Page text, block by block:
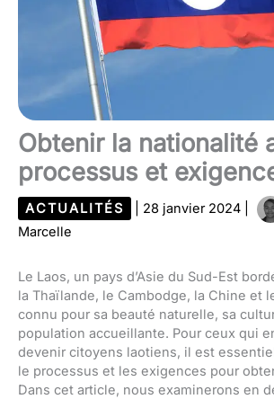
Obtenir la nationalité
processus et
ACTUALITÉS 28 janvier 2024
Marcelle
Le Laos, un pays d’Asie du Sud-Est
la Thaïlande, le Cambodge, la Chine et
connu pour sa beauté naturelle, sa
population accueillante. Pour ceux qui
devenir citoyens laotiens, il est
le processus et les exigences pour
Dans cet article, nous examinerons en